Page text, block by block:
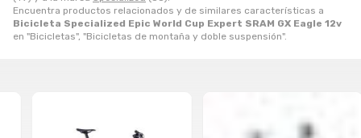
Encuentra productos relacionados y de similares características a
Bicicleta Specialized Epic World Cup Expert SRAM GX Eagle 12v
en "Bicicletas", "Bicicletas de montaña y doble suspensión".